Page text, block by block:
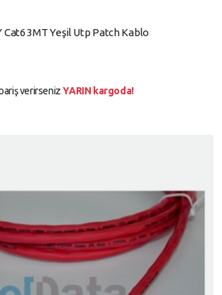
Cat6 3MT Yeşil Utp Patch Kablo
verirsenizYARIN kargoda!